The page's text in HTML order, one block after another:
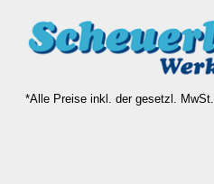
*Alle Preise inkl. der gesetzl. MwSt.